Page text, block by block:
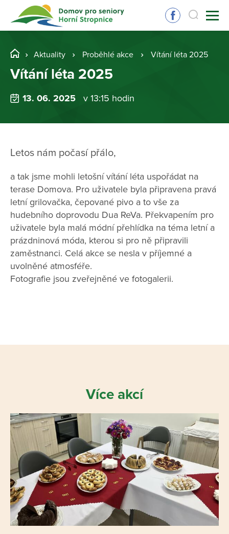
Aktuality Proběhlé akce Vítání léta 2025
Vítání léta 2025
13. 06. 2025 v 13:15 hodin
Letos nám počasí přálo,
a tak jsme mohli letošní vítání léta uspořádat na
terase Domova. Pro uživatele byla připravena pravá
letní grilovačka, čepované pivo a to vše za
hudebního doprovodu Dua ReVa. Překvapením pro
uživatele byla malá módní přehlídka na téma letní a
prázdninová móda, kterou si pro ně připravili
zaměstnanci. Celá akce se nesla v příjemné a
uvolněné atmosféře.
Fotografie jsou zveřejněné ve fotogalerii.
Více akcí